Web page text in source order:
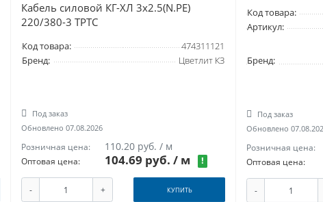
Кабель силовой КГ-ХЛ 3х2.5(N.РЕ)
220/380-3 ТРТС
Код товара:
474311121
Бренд:
Цветлит КЗ
Под заказ
Обновлено 07.08.2026
Розничная цена: 110.20 руб. / м
Оптовая цена: 104.69 руб. / м !
- + КУПИТЬ
Код товара:
Артикул:
Бренд:
Под заказ
Обновлено
Розничная цена:
Оптовая цена:
-